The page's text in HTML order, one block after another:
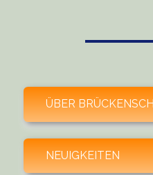
NEUIGKEITEN